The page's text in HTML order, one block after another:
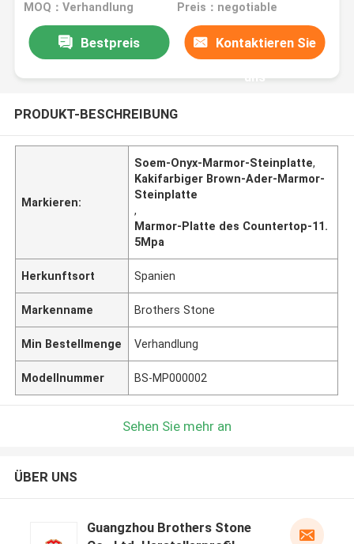
MOQ：Verhandlung Preis：negotiable
Bestpreis Kontaktieren Sie
uns
PRODUKT-BESCHREIBUNG
Markieren:
Soem-Onyx-Marmor-Steinplatte,
Kakifarbiger Brown-Ader-Marmor-
Steinplatte
,
Marmor-Platte des Countertop-11.
5Mpa
Herkunftsort Spanien
Markenname Brothers Stone
Min Bestellmenge Verhandlung
Modellnummer BS-MP000002
Sehen Sie mehr an
ÜBER UNS
Guangzhou Brothers Stone